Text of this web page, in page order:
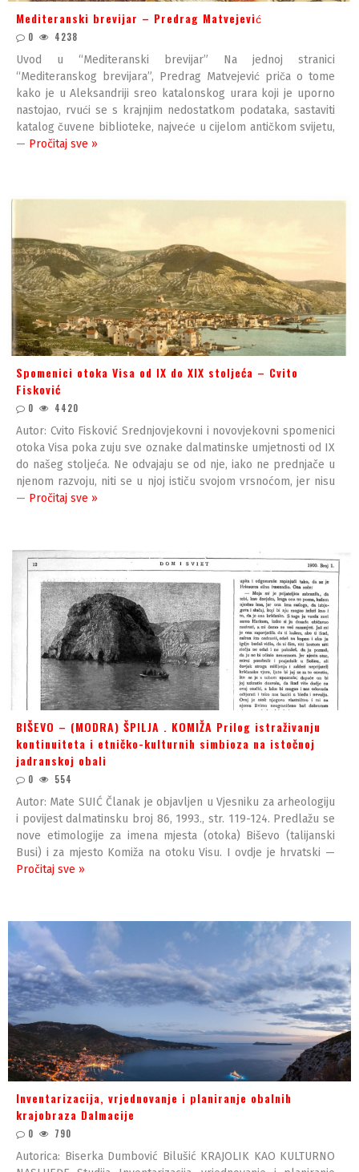
Mediteranski brevijar – Predrag Matvejević
0 4238
Uvod u “Mediteranski brevijar” Na jednoj stranici
“Mediteranskog brevijara”, Predrag Matvejević priča o tome
kako je u Aleksandriji sreo katalonskog urara koji je uporno
nastojao, rvući se s krajnjim nedostatkom podataka, sastaviti
katalog čuvene biblioteke, najveće u cijelom antičkom svijetu,
— Pročitaj sve »
Spomenici otoka Visa od IX do XIX stoljeća – Cvito
Fisković
0 4420
Autor: Cvito Fisković Srednjovjekovni i novovjekovni spomenici
otoka Visa poka zuju sve oznake dalmatinske umjetnosti od IX
do našeg stoljeća. Ne odvajaju se od nje, iako ne prednjače u
njenom razvoju, niti se u njoj ističu svojom vrsnoćom, jer nisu
— Pročitaj sve »
BIŠEVO – (MODRA) ŠPILJA . KOMIŽA Prilog istraživanju
kontinuiteta i etničko-kulturnih simbioza na istočnoj
jadranskoj obali
0 554
Autor: Mate SUIĆ Članak je objavljen u Vjesniku za arheologiju
i povijest dalmatinsku broj 86, 1993., str. 119-124. Predlažu se
nove etimologije za imena mjesta (otoka) Biševo (talijanski
Busi) i za mjesto Komiža na otoku Visu. I ovdje je hrvatski —
Pročitaj sve »
Inventarizacija, vrjednovanje i planiranje obalnih
krajobraza Dalmacije
0 790
Autorica: Biserka Dumbović Bilušić KRAJOLIK KAO KULTURNO